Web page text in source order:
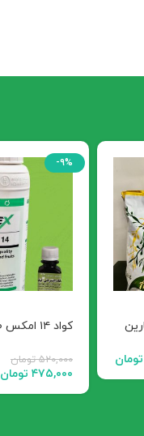
تومان
-۹%
کواد ۱۴ امکس ۶۰ میلی لیتر
۵۲۰,۰۰۰ تومان
۴۷۵,۰۰۰ تومان